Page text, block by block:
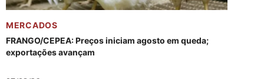
MERCADOS
FRANGO/CEPEA: Preços iniciam agosto em queda;
exportações avançam